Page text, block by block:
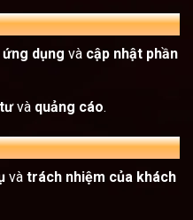
dụng và cập nhật phần
và quảng cáo.
và trách nhiệm của khách